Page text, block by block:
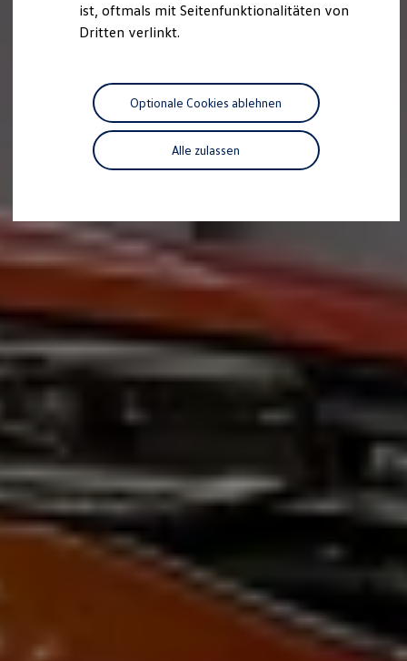
Software Updates
Service und Ersatzteile
Motorenöl und Flüssigkeiten
Räder und Reifen
Pannen- und Unfallhilfe
Economy Service
Volkswagen Teile
Zubehör
Entertainment und Elektronik
Individualisieren
Wallbox und Ladekabel
Digitale Extras
Dienste für Ihr Modell finden
Handy und Fahrzeug verbinden
Updates für Software, Karten und Radio
Über Ihr Auto
Vorgängermodelle
Volkswagen Kundenbetreuung
Warn- und Kontrollleuchten
Live Beratung
Magazin
Lifestyle
Transport
Familie
Elektromobilität
Volkswagen R
Pannen- und Unfallhilfe
Volkswagen Kundenbetreuung
ist, oftmals mit Seitenfunktionalitäten von
Dritten verlinkt.
Alle zulassen
Optionale Cookies ablehnen